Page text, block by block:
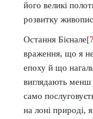
його великі
розвитку
Остання Бієнале
враження, що я
епоху й що
виглядають
само
на лоні природі,